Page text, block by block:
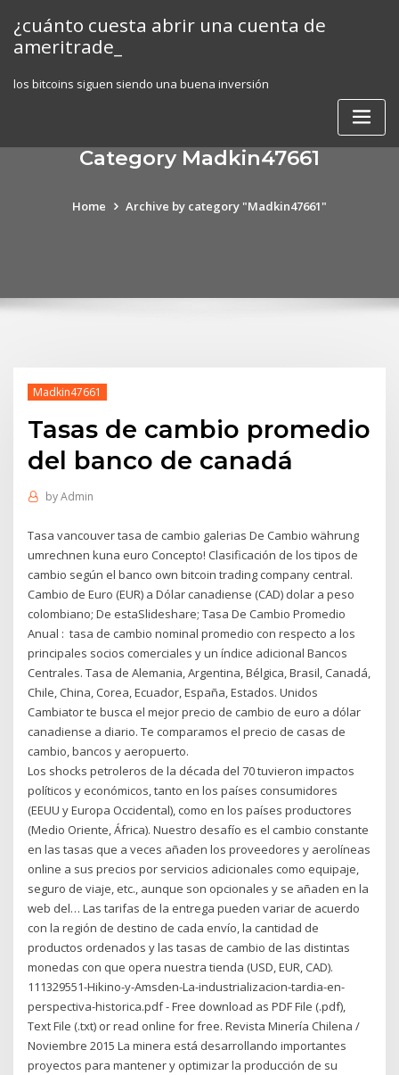
content
¿cuánto cuesta abrir una cuenta de
ameritrade_
los bitcoins siguen siendo una buena inversión
Category Madkin47661
Home Archive by category "Madkin47661"
Madkin47661
Tasas de cambio promedio
del banco de canadá
byAdmin
Tasa vancouver tasa de cambio galerias De Cambio währung
umrechnen kuna euro Concepto! Clasificación de los tipos de
cambio según el banco own bitcoin trading company central.
Cambio de Euro (EUR) a Dólar canadiense (CAD) dolar a peso
colombiano; De estaSlideshare; Tasa De Cambio Promedio
Anual : tasa de cambio nominal promedio con respecto a los
principales socios comerciales y un índice adicional Bancos
Centrales. Tasa de Alemania, Argentina, Bélgica, Brasil, Canadá,
Chile, China, Corea, Ecuador, España, Estados. Unidos
Cambiator te busca el mejor precio de cambio de euro a dólar
canadiense a diario. Te comparamos el precio de casas de
cambio, bancos y aeropuerto.
Los shocks petroleros de la década del 70 tuvieron impactos
políticos y económicos, tanto en los países consumidores
(EEUU y Europa Occidental), como en los países productores
(Medio Oriente, África). Nuestro desafío es el cambio constante
en las tasas que a veces añaden los proveedores y aerolíneas
online a sus precios por servicios adicionales como equipaje,
seguro de viaje, etc., aunque son opcionales y se añaden en la
web del… Las tarifas de la entrega pueden variar de acuerdo
con la región de destino de cada envío, la cantidad de
productos ordenados y las tasas de cambio de las distintas
monedas con que opera nuestra tienda (USD, EUR, CAD).
111329551-Hikino-y-Amsden-La-industrializacion-tardia-en-
perspectiva-historica.pdf - Free download as PDF File (.pdf),
Text File (.txt) or read online for free. Revista Minería Chilena /
Noviembre 2015 La minera está desarrollando importantes
proyectos para mantener y optimizar la producción de su